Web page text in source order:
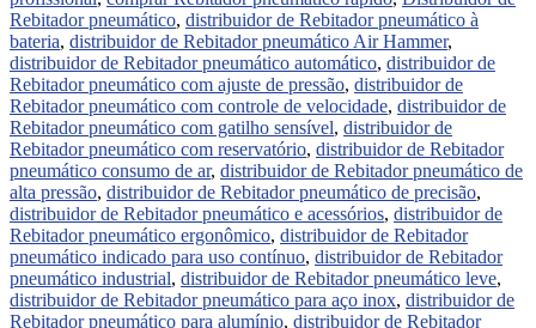
Rebitador pneumático, distribuidor de Rebitador pneumático à
bateria, distribuidor de Rebitador pneumático Air Hammer,
distribuidor de Rebitador pneumático automático, distribuidor de
Rebitador pneumático com ajuste de pressão, distribuidor de
Rebitador pneumático com controle de velocidade, distribuidor de
Rebitador pneumático com gatilho sensível, distribuidor de
Rebitador pneumático com reservatório, distribuidor de Rebitador
pneumático consumo de ar, distribuidor de Rebitador pneumático de
alta pressão, distribuidor de Rebitador pneumático de precisão,
distribuidor de Rebitador pneumático e acessórios, distribuidor de
Rebitador pneumático ergonômico, distribuidor de Rebitador
pneumático indicado para uso contínuo, distribuidor de Rebitador
pneumático industrial, distribuidor de Rebitador pneumático leve,
distribuidor de Rebitador pneumático para aço inox, distribuidor de
Rebitador pneumático para alumínio, distribuidor de Rebitador